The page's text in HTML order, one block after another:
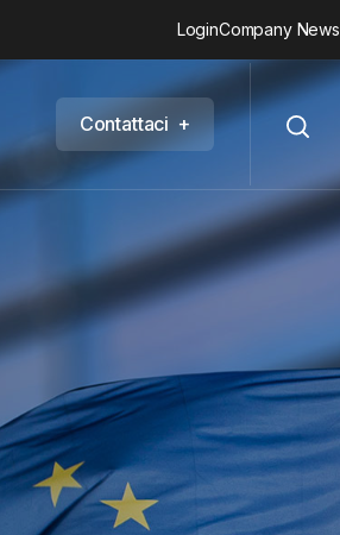
LoginCompany News
Contattaci +